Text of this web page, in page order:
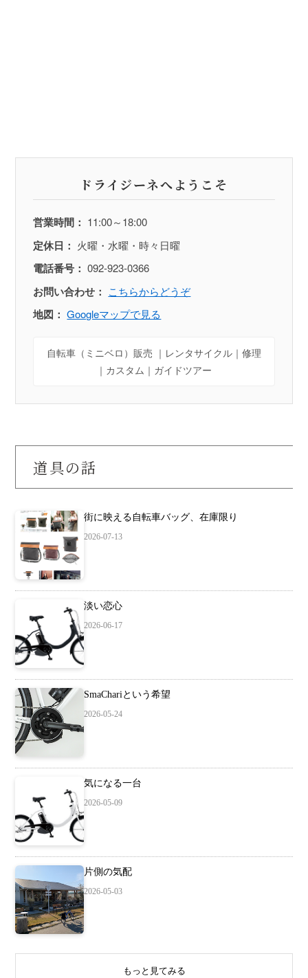
ドライジーネへようこそ
営業時間： 11:00～18:00
定休日： 火曜・水曜・時々日曜
電話番号： 092-923-0366
お問い合わせ： こちらからどうぞ
地図： Googleマップで見る
自転車（ミニベロ）販売 ｜レンタサイクル｜修理
｜カスタム｜ガイドツアー
道具の話
街に映える自転車バッグ、在庫限り
2026-07-13
淡い恋心
2026-06-17
SmaChariという希望
2026-05-24
気になる一台
2026-05-09
片側の気配
2026-05-03
もっと見てみる